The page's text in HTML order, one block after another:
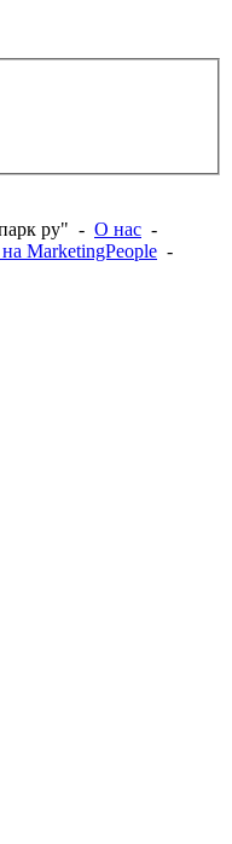
ру" - О нас -
MarketingPeople -